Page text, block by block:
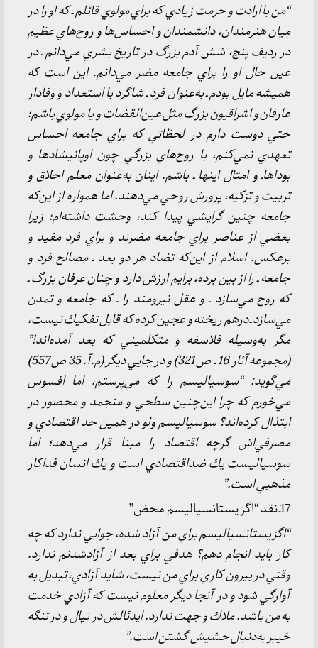
“من با ارادت و حرمت زيادي كه براي مولوي قائلم ـ كه او را در
ميان هنرمندان، دانشمندان و احساس‌ها و روح‌هاي عظيم
در رديف پنج، شش آدم بزرگ در تاريخ بشري مي‌دانم ـ در
عين حال او را براي جامعه مضر مي‌دانم. اين است كه
هميشه مايل بودم ـ به‌عنوان فرد ـ شاگرد با استعداد و وفادار
عارفان و اشراقيون بزرگ مثل عين‌القضات و يا مولوي باشم؛
حتي دوست دارم در لحظاتي كه براي جامعه احساس
تعهدي نمي‌كنم، با روح‌هاي بزرگي چون اوپانيشادها و
بوداهاـ و امثال اينها ـ باشم. اينان به‌عنوان معلم اخلاق و
تربيت و تزكيه، پرورش روحي مي‌دهند. اما همواره از اين‌كه
جامعه چنين گرايشي پيدا كند، وحشت داشته‌ام؛ زيرا
بعضي از عناصر براي جامعه مضرند و براي فرد مفيد و
برعكس. اسلام از اين‌كه تضاد هر دو بعد ـ مصالح فرد و
جامعه ـ را از بين برده، برايم ارزش دارد و چنان عرفان بزرگ ـ
كه روح مي‌سازد ـ و عقل نيرومند را ـ كه جامعه و تمدن
مي‌سازد ـ درهم ريخته و عجين كرده كه قابل تفكيك نيست،
مگر به‌وسيله فلاسفه و متكلميني كه بعد آمده‌اند!”
(مجموعه آثار 16 ـ ص 321) و در جايي‌ ديگر (م.آ. 35 ص 557)
مي‌گويد: “سوسياليسم را كه مي‌پرستم، اما افسوس
مي‌خورم كه چرا اين‌چنين سطحي و منجمد و محصور در
ابتذال كرده‌اند؟ سوسياليسم ولو در همين حد اقتصادي و
مصرفي‌اش گرچه اقتصاد را مبنا قرار مي‌دهد؛ اما
سوسياليست يك ضداقتصادي است و يك انسان فداكار
مذهبي است.”
17ـ نقد “اگزيستانسياليسم محض”
“اگزيستانسياليسم براي من آزاد شده، جوابي ندارد كه چه
كار بايد انجام دهم؟ هدفي براي بعد از آزادشدنم ندارد.
وقتي در بيرون كاري براي من نيست، شايد آزادي، تبديل به
آوارگي شود و در آنجا ديگر معلوم نيست كه آزادي خدمت
به من باشد. ملاك و جهت ندارد. ايدئالش در نپال و در تنگه
خيبر به‌دنبال حشيش گشتن است.”